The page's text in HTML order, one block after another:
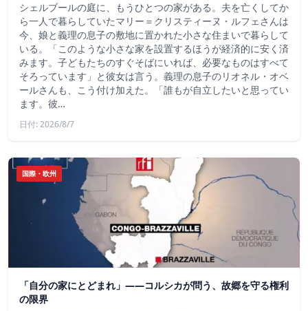
シェルブールの庭に、もうひとつの家がある。夫を亡くしてか
ら一人で暮らしていたマリー＝クリスティーヌ・ルフェさんは
今、娘と義理の息子の敷地に置かれた小さな住まいで暮らして
いる。「このような小さな家を設置するほうが経済的に安く済
みます。子どもたちのすぐそばにいれば、必要なものはすべて
そろっています」と彼女は言う。義理の息子のリオネル・オベ
ールさんも、こう付け加えた。「誰もが自立したいと思ってい
ます。彼…
日付: 2026/8/7
国際・欧州
「自分の家にとどまれ」——コルシカが問う、故郷を守る権利
の限界